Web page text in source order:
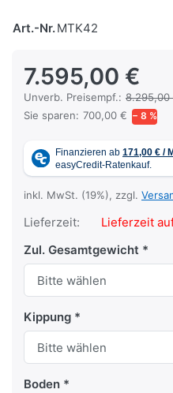
Art.-Nr.MTK42
7.595,00 €
Unverb. Preisempf.: 8.295,00
Die UVP ist der
Sie sparen: 700,00 € − 8 %
inkl. MwSt. (19%), zzgl.
Lieferzeit:
Lieferzeit
Zul. Gesamtgewicht
Kippung
Boden